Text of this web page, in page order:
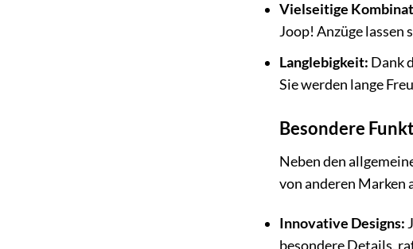
Vielseitige
Joop! Anzüge lassen
Langlebigkeit: Dank
Sie werden lange
Besondere
Neben den
von anderen Marken
Innovative Designs: